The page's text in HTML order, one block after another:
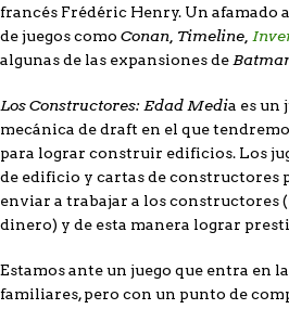
francés Frédéric Henry. Un afamado
de juegos como Conan, Timeline,
algunas de las expansiones de
Los Constructores: Edad Media es un
mecánica de draft en el que
para lograr construir edificios. Los
de edificio y cartas de constructores
enviar a trabajar a los constructores
dinero) y de esta manera lograr
Estamos ante un juego que entra en
familiares, pero con un punto de